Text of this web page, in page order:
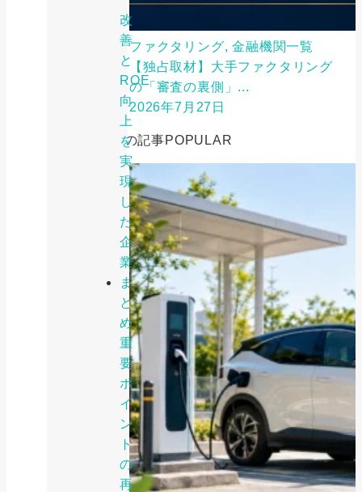
改
善
と
ROE
向
上
を
実
現
し
た
企
業
ま
と
め：
重
要
ポ
イ
ン
ト
の
再
ファクタリング, 金融機関一覧
【独占取材】大手ファクタリング
の「審査の裏側」...
2026年7月27日
人気の記事POPULAR